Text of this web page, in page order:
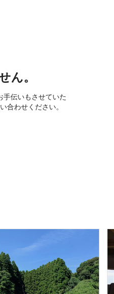
ん。
手伝いもさせていた
合わせください。